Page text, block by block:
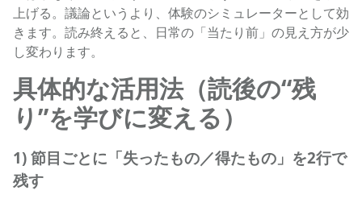
上げる。議論というより、体験のシミュレーターとして効
きます。読み終えると、日常の「当たり前」の見え方が少
し変わります。
具体的な活用法（読後の“残
り”を学びに変える）
1) 節目ごとに「失ったもの／得たもの」を2行で
残す